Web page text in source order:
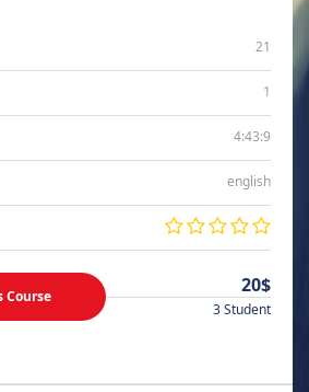
21
1
4:43:9
english
Course 20$
3 Student